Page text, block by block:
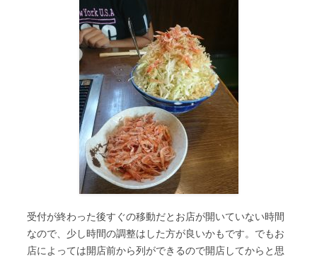
受付が終わった後すぐの移動だとお店が開いていない時間
なので、少し時間の調整はした方が良いかもです。でもお
店によっては開店前から列ができるので開店してからと思